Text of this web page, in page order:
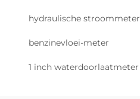
hydraulische stroommeter
benzinevloei-meter
1 inch waterdoorlaatmeter